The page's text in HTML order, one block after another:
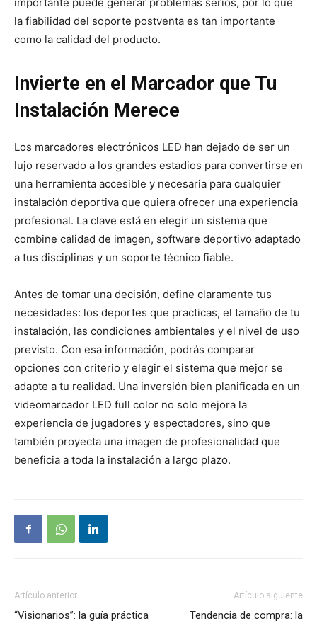
la fiabilidad del soporte postventa es tan importante
como la calidad del producto.
Invierte en el Marcador que Tu
Instalación Merece
Los marcadores electrónicos LED han dejado de ser un
lujo reservado a los grandes estadios para convertirse en
una herramienta accesible y necesaria para cualquier
instalación deportiva que quiera ofrecer una experiencia
profesional. La clave está en elegir un sistema que
combine calidad de imagen, software deportivo adaptado
a tus disciplinas y un soporte técnico fiable.
Antes de tomar una decisión, define claramente tus
necesidades: los deportes que practicas, el tamaño de tu
instalación, las condiciones ambientales y el nivel de uso
previsto. Con esa información, podrás comparar
opciones con criterio y elegir el sistema que mejor se
adapte a tu realidad. Una inversión bien planificada en un
videomarcador LED full color no solo mejora la
experiencia de jugadores y espectadores, sino que
también proyecta una imagen de profesionalidad que
beneficia a toda la instalación a largo plazo.
Artículo anterior
“Visionarios”: la guía práctica
Artículo siguiente
Tendencia de compra: la